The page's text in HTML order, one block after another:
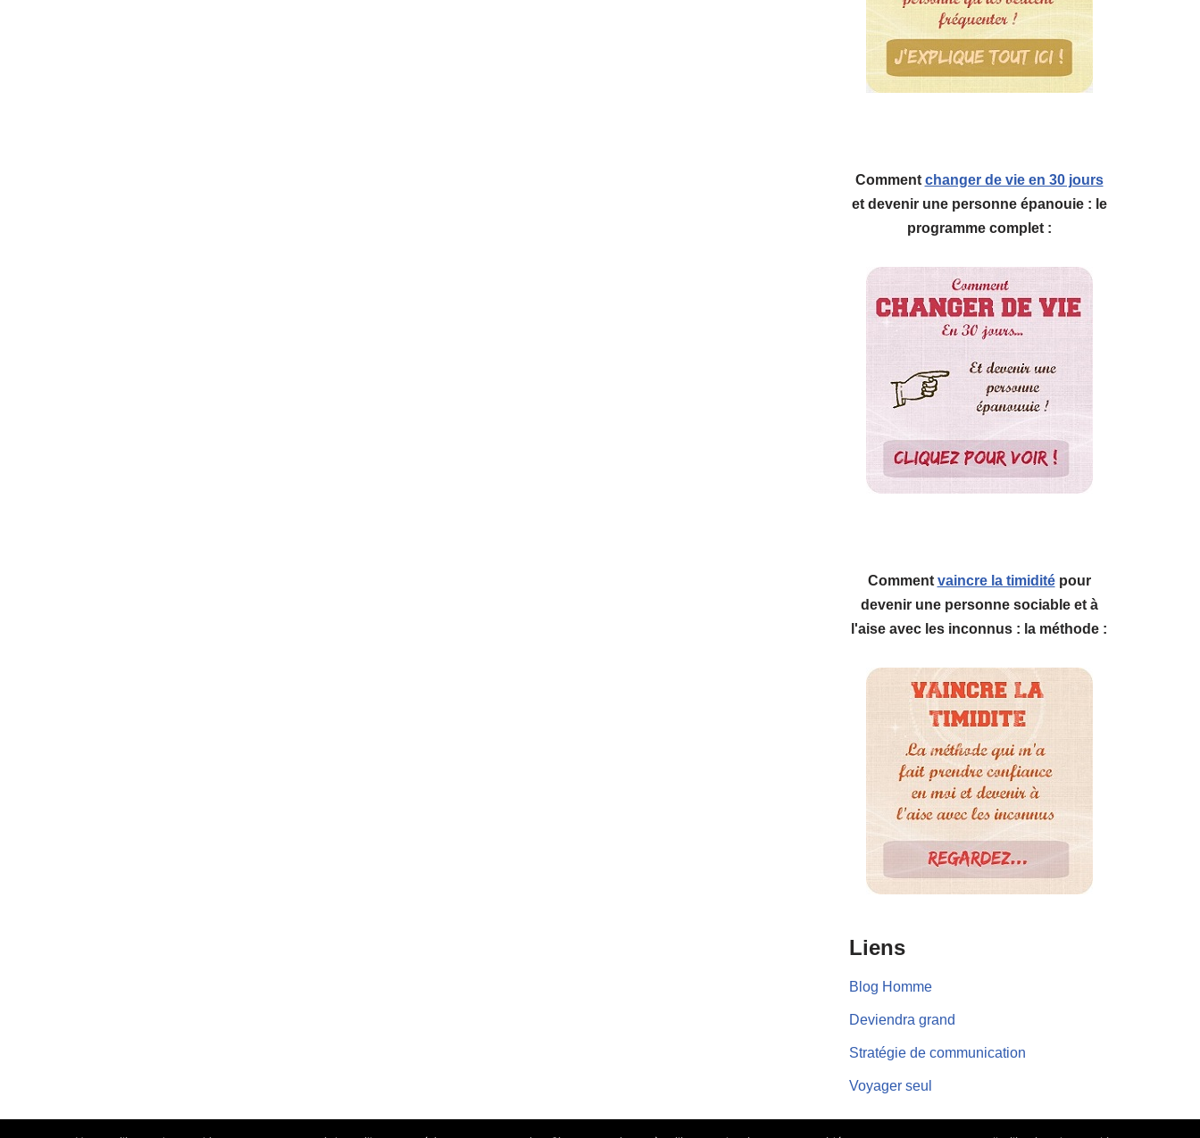
Comment changer de vie en 30 jours
et devenir une personne épanouie : le
programme complet :
Comment vaincre la timiditépour
devenir une personne sociable et à
l'aise avec les inconnus : la méthode :
Liens
Blog Homme
Deviendra grand
Stratégie de communication
Voyager seul